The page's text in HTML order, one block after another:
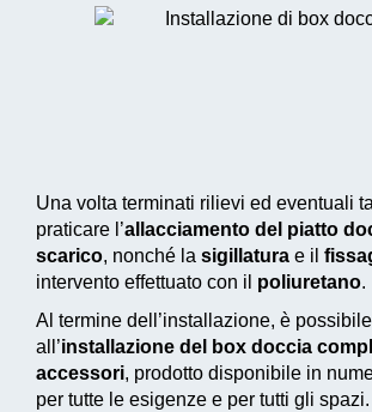
Una volta terminati rilievi ed eventuali
praticare l’allacciamento del piatto
scarico, nonché la sigillatura e il
intervento effettuato con il poliuretano.
Al termine dell’installazione, è
all’installazione del box doccia
accessori, prodotto disponibile in
per tutte le esigenze e per tutti gli spazi.